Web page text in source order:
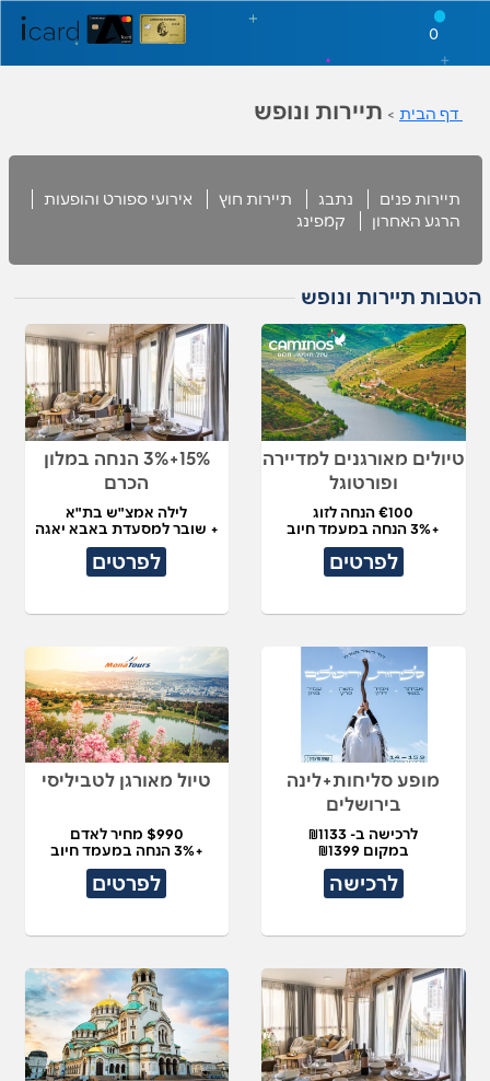
0
דף הבית > תיירות ונופש
תיירות פנים נתבג תיירות חוץ
אירועי ספורט והופעות
הרגע האחרון
קמפינג
הטבות תיירות ונופש
טיולים מאורגנים למדיירה
ופורטוגל
€100 הנחה לזוג
+3% הנחה במעמד חיוב
לפרטים
15%+3% הנחה במלון
הכרם
לילה אמצ"ש בת"א
+ שובר למסעדת באבא יאגה
לפרטים
מופע סליחות+לינה
בירושלים
לרכישה ב- ₪1133
במקום ₪1399
לרכישה
טיול מאורגן לטביליסי
$990 מחיר לאדם
+3% הנחה במעמד חיוב
לפרטים